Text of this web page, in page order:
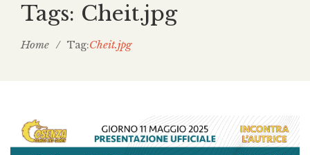
Tags: Cheit.jpg
Home / Tag:Cheit.jpg